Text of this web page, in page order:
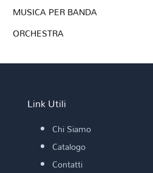
MUSICA PER BANDA
ORCHESTRA
Link Utili
Chi Siamo
Catalogo
Contatti